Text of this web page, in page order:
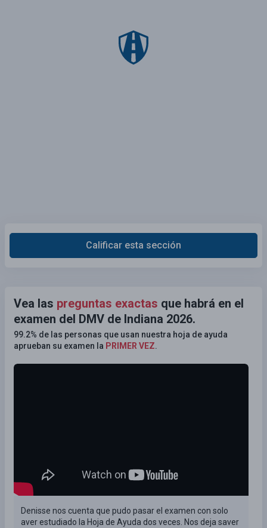
Calificar esta sección
Vea las preguntas exactas que habrá en el
examen del DMV de Indiana 2026.
99.2% de las personas que usan nuestra hoja de ayuda
aprueban su examen la PRIMER VEZ.
Denisse nos cuenta que pudo pasar el examen con solo
aver estudiado la Hoja de Ayuda dos veces. Nos deja saver